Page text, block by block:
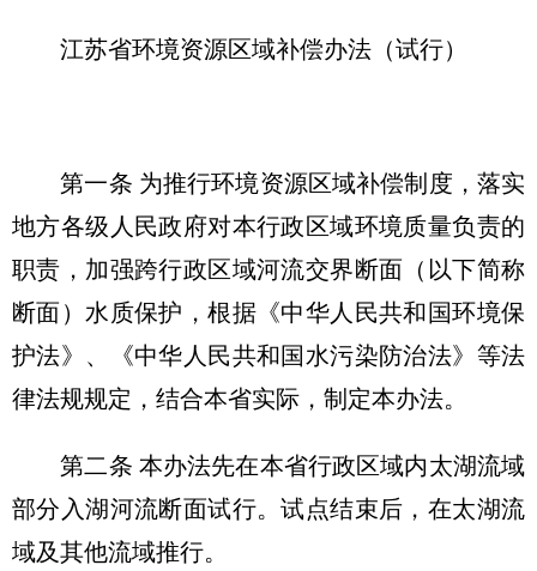
江苏省环境资源区域补偿办法（试行）
第一条 为推行环境资源区域补偿制度，落实
地方各级人民政府对本行政区域环境质量负责的
职责，加强跨行政区域河流交界断面（以下简称
断面）水质保护，根据《中华人民共和国环境保
护法》、《中华人民共和国水污染防治法》等法
律法规规定，结合本省实际，制定本办法。
第二条 本办法先在本省行政区域内太湖流域
部分入湖河流断面试行。试点结束后，在太湖流
域及其他流域推行。